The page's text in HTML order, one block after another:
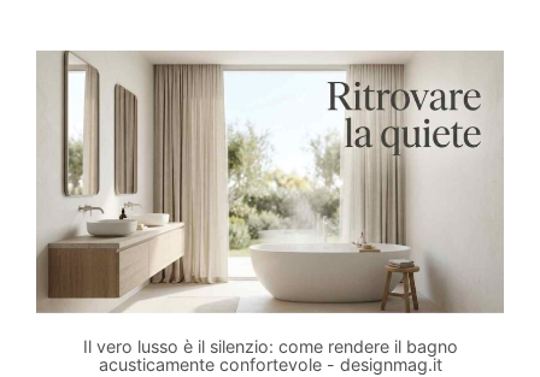
Il vero lusso è il silenzio: come rendere il bagno
acusticamente confortevole - designmag.it